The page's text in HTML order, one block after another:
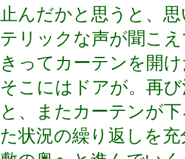
止んだかと思うと、
テリックな声が聞こ
きってカーテンを開
そこにはドアが。再
と、またカーテンが
た状況の繰り返しを